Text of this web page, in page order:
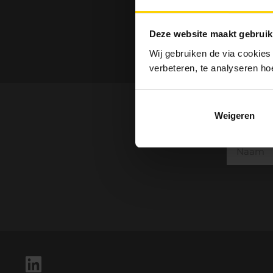
Deze website maakt
Wij gebruiken de via
verbeteren, te analyseren
Weigeren